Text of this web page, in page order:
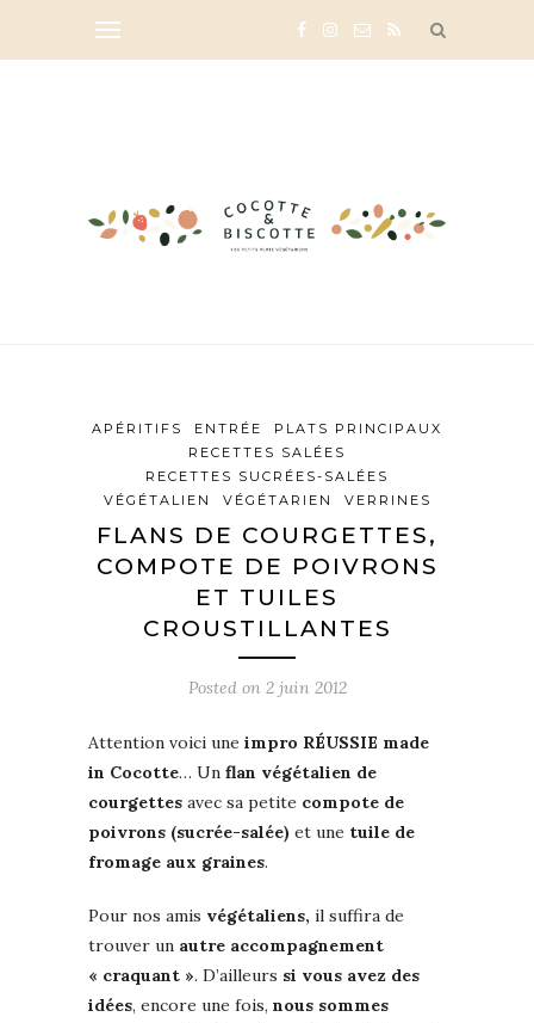
APÉRITIFS ENTRÉE
PLATS PRINCIPAUX
RECETTES SALÉES
RECETTES SUCRÉES-SALÉES
VÉGÉTALIEN
VÉGÉTARIEN VERRINES
FLANS DE COURGETTES,
COMPOTE DE POIVRONS
ET TUILES
CROUSTILLANTES
Posted on 2 juin 2012
Attention voici une impro RÉUSSIE made
in Cocotte… Un flan végétalien de
courgettes avec sa petite compote de
poivrons (sucrée-salée) et une tuile de
fromage aux graines.
Pour nos amis végétaliens, il suffira de
trouver un autre accompagnement
« craquant ». D’ailleurs si vous avez des
idées, encore une fois, nous sommes